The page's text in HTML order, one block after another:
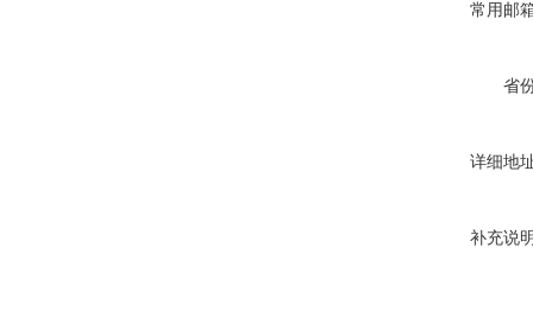
常用邮
省
详细地
补充说